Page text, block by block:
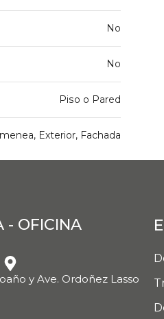
No
No
Piso o Pared
Exterior, Fachada
- OFICINA
y Ave. Ordoñez Lasso